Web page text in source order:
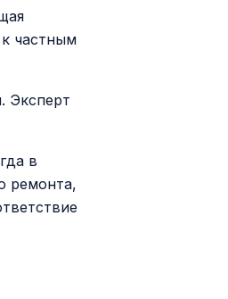
частным
Эксперт
в
ремонта,